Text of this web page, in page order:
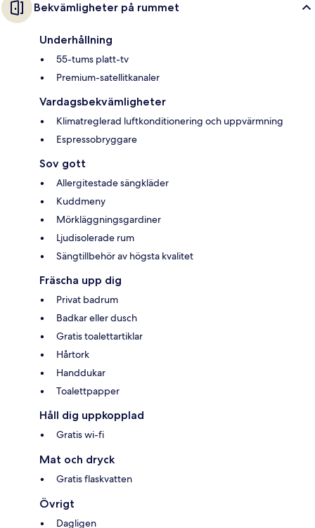
Bekvämligheter på rummet
Underhållning
55-tums platt-tv
Premium-satellitkanaler
Vardagsbekvämligheter
Klimatreglerad luftkonditionering och uppvärmning
Espressobryggare
Sov gott
Allergitestade sängkläder
Kuddmeny
Mörkläggningsgardiner
Ljudisolerade rum
Sängtillbehör av högsta kvalitet
Fräscha upp dig
Privat badrum
Badkar eller dusch
Gratis toalettartiklar
Hårtork
Handdukar
Toalettpapper
Håll dig uppkopplad
Gratis wi-fi
Mat och dryck
Gratis flaskvatten
Övrigt
Dagligen